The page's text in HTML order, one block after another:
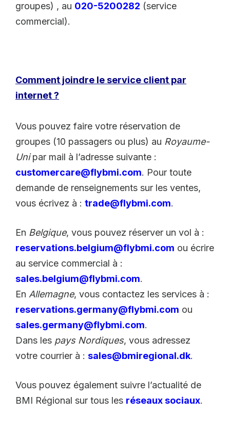
groupes) , au 020-5200282 (service
commercial).
Comment joindre le service client par
internet ?
Vous pouvez faire votre réservation de
groupes (10 passagers ou plus) au Royaume-
Unipar mail à l’adresse suivante :
customercare@flybmi.com. Pour toute
demande de renseignements sur les ventes,
vous écrivez à : trade@flybmi.com.
En Belgique, vous pouvez réserver un vol à :
reservations.belgium@flybmi.com ou écrire
au service commercial à :
sales.belgium@flybmi.com.
En Allemagne, vous contactez les services à :
reservations.germany@flybmi.com ou
sales.germany@flybmi.com.
Dans les pays Nordiques, vous adressez
votre courrier à : sales@bmiregional.dk.
Vous pouvez également suivre l’actualité de
BMI Régional sur tous les réseaux sociaux.